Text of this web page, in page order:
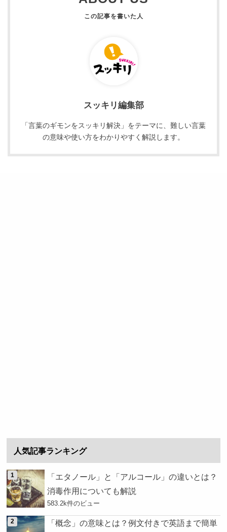
スッキリ編集部
「言葉のギモンをスッキリ解決」をテーマに、難しい言葉
の意味や使い方をわかりやすく解説します。
人気記事ランキング
「エタノール」と「アルコール」の違いとは？
消毒作用についても解説
583.2k件のビュー
「概念」の意味とは？例文付きで英語まで簡単